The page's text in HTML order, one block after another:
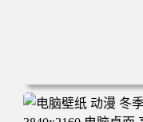
电脑壁纸 完美世界 荒